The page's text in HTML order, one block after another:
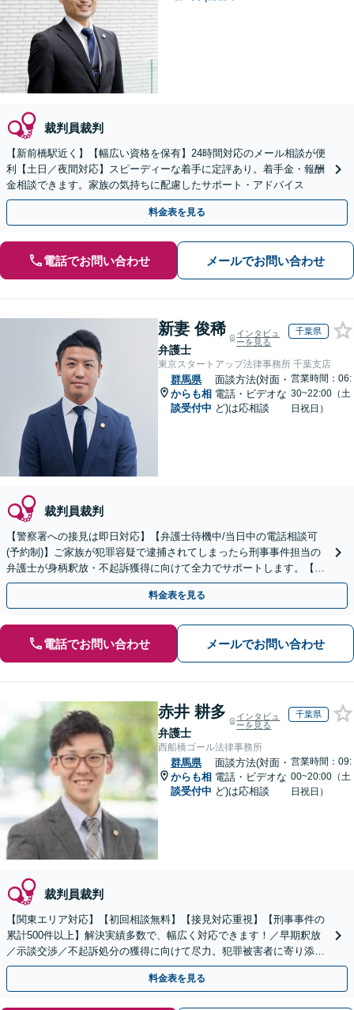
裁判員裁判
【新前橋駅近く】【幅広い資格を保有】24時間対応のメール相談が便
利【土日／夜間対応】スピーディーな着手に定評あり。着手金・報酬
金相談できます。家族の気持ちに配慮したサポート・アドバイス
料金表を見る
電話でお問い合わせ メールでお問い合わせ
新妻 俊稀
弁護士
インタビュ
ーを見る
千葉県
東京スタートアップ法律事務所 千葉支店
群馬県
からも相
談受付中
面談方法(対面・
電話・ビデオな
ど)は応相談
営業時間：06:
30~22:00（土
日祝日）
裁判員裁判
【警察署への接見は即日対応】【弁護士待機中/当日中の電話相談可
(予約制)】ご家族が犯罪容疑で逮捕されてしまったら刑事事件担当の
弁護士が身柄釈放・不起訴獲得に向けて全力でサポートします。【毎
月100名以上の相談実績】【関東エリア全域対応】
料金表を見る
電話でお問い合わせ メールでお問い合わせ
赤井 耕多
弁護士
インタビュ
ーを見る
千葉県
西船橋ゴール法律事務所
群馬県
からも相
談受付中
面談方法(対面・
電話・ビデオな
ど)は応相談
営業時間：09:
00~20:00（土
日祝日）
裁判員裁判
【関東エリア対応】【初回相談無料】【接見対応重視】【刑事事件の
累計500件以上】解決実績多数で、幅広く対応できます！／早期釈放
／示談交渉／不起訴処分の獲得に向けて尽力。犯罪被害者に寄り添っ
てサポートします【夜間・休日面談可】
料金表を見る